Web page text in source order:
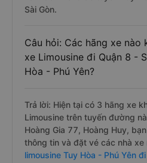
Sài Gòn.
Câu hỏi: Các hãng xe nào
xe Limousine đi Quận 8 -
Hòa - Phú Yên?
Trả lời: Hiện tại có 3 hãng xe
Limousine trên tuyến đường
Hoàng Gia 77, Hoàng Huy,
thông tin và đặt vé các nhà xe
limousine Tuy Hòa - Phú Yên